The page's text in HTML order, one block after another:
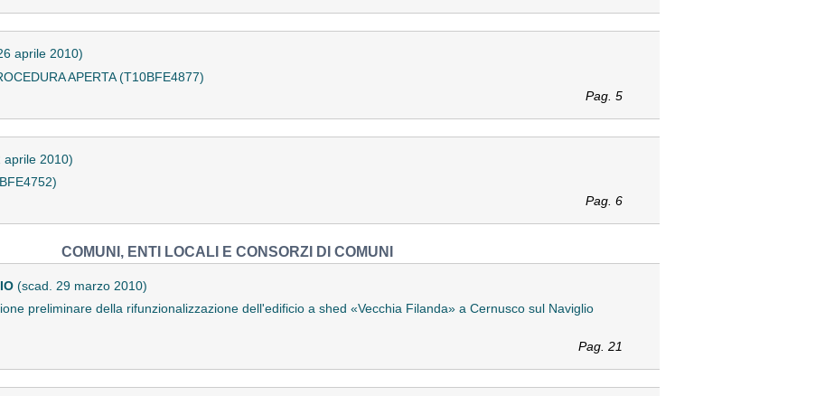
aprile 2010)
APERTA (T10BFE4877)
Pag. 5
aprile 2010)
Pag. 6
COMUNI, ENTI LOCALI E CONSORZI DI COMUNI
(scad. 29 marzo 2010)
preliminare della rifunzionalizzazione dell'edificio a shed «Vecchia Filanda» a Cernusco sul Naviglio
Pag. 21